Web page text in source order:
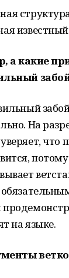
а какие
На
что
на языке.